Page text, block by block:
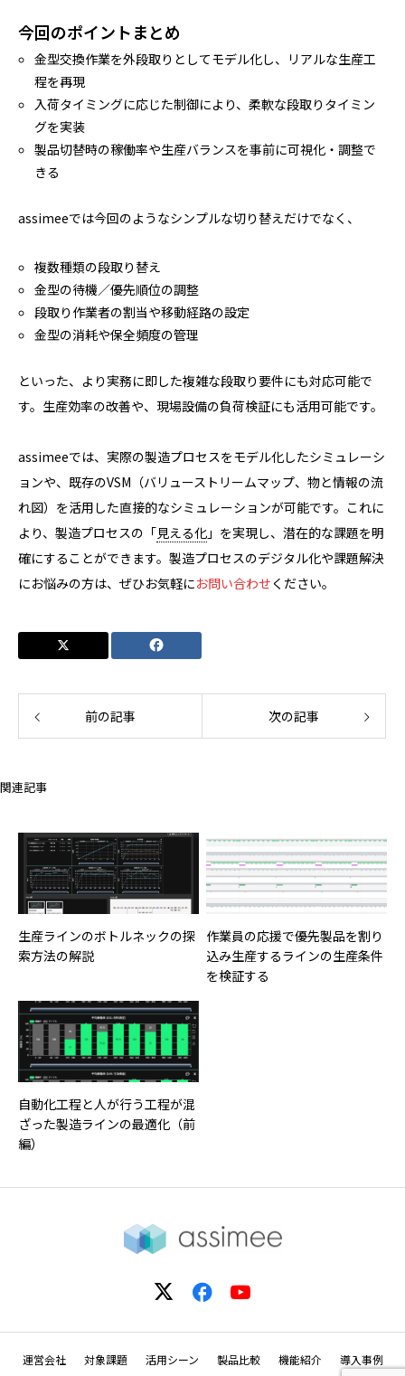
今回のポイントまとめ
金型交換作業を外段取りとしてモデル化し、リアルな生産工
程を再現
入荷タイミングに応じた制御により、柔軟な段取りタイミン
グを実装
製品切替時の稼働率や生産バランスを事前に可視化・調整で
きる
assimeeでは今回のようなシンプルな切り替えだけでなく、
複数種類の段取り替え
金型の待機／優先順位の調整
段取り作業者の割当や移動経路の設定
金型の消耗や保全頻度の管理
といった、より実務に即した複雑な段取り要件にも対応可能で
す。生産効率の改善や、現場設備の負荷検証にも活用可能です。
assimeeでは、実際の製造プロセスをモデル化したシミュレーシ
ョンや、既存のVSM（バリューストリームマップ、物と情報の流
れ図）を活用した直接的なシミュレーションが可能です。これに
より、製造プロセスの「見える化 」を実現し、潜在的な課題を明
確にすることができます。製造プロセスのデジタル化や課題解決
にお悩みの方は、ぜひお気軽にお問い合わせ ください。
前の記事 次の記事
関連記事
生産ラインのボトルネックの探
索方法の解説
作業員の応援で優先製品を割り
込み生産するラインの生産条件
を検証する
自動化工程と人が行う工程が混
ざった製造ラインの最適化（前
編）
運営会社 対象課題 活用シーン 製品比較 機能紹介 導入事例